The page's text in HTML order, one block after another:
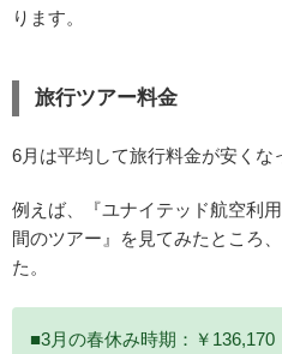
ります。
旅行ツアー料金
6月は平均して旅行料金が安くな
例えば、『ユナイテッド航空利
間のツアー』を見てみたところ
た。
■3月の春休み時期：￥136,170